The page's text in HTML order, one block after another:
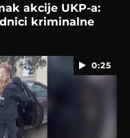
akcije UKP-a:
kriminalne
0:25